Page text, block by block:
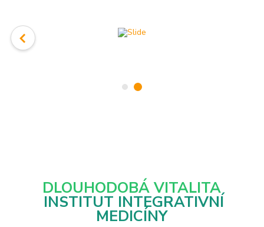
DLOUHODOBÁ VITALITA
INSTITUT INTEGRATIVNÍ
MEDICÍNY